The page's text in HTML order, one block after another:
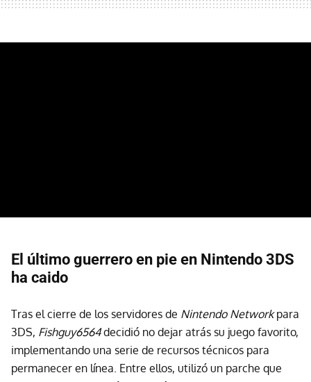
El último guerrero en pie en Nintendo 3DS
ha caido
Tras el cierre de los servidores de Nintendo Networkpara
3DS, Fishguy6564decidió no dejar atrás su juego favorito,
implementando una serie de recursos técnicos para
permanecer en línea. Entre ellos, utilizó un parche que